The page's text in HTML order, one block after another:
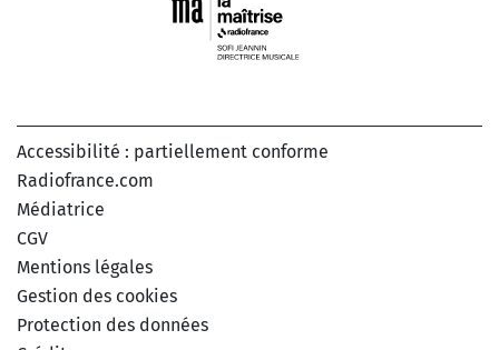
Accessibilité : partiellement conforme
Radiofrance.com
Médiatrice
CGV
Mentions légales
Gestion des cookies
Protection des données